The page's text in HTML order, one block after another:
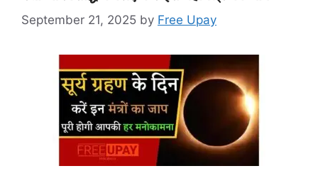
September 21, 2025 by Free Upay